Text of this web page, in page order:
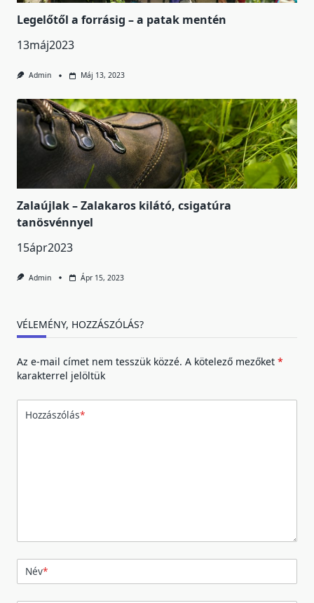
Legelőtől a forrásig – a patak mentén
13máj2023
Admin Máj 13, 2023
Zalaújlak – Zalakaros kilátó, csigatúra
tanösvénnyel
15ápr2023
Admin Ápr 15, 2023
VÉLEMÉNY, HOZZÁSZÓLÁS?
Az e-mail címet nem tesszük közzé. A kötelező mezőket *
karakterrel jelöltük
Hozzászólás*
Név*